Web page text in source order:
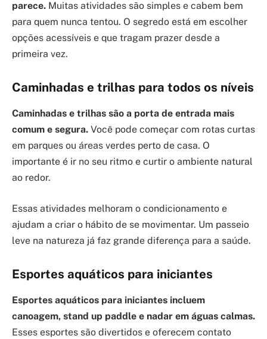
parece. Muitas atividades são simples e cabem bem
para quem nunca tentou. O segredo está em escolher
opções acessíveis e que tragam prazer desde a
primeira vez.
Caminhadas e trilhas para todos os níveis
Caminhadas e trilhas são a porta de entrada mais
comum e segura. Você pode começar com rotas curtas
em parques ou áreas verdes perto de casa. O
importante é ir no seu ritmo e curtir o ambiente natural
ao redor.
Essas atividades melhoram o condicionamento e
ajudam a criar o hábito de se movimentar. Um passeio
leve na natureza já faz grande diferença para a saúde.
Esportes aquáticos para iniciantes
Esportes aquáticos para iniciantes incluem
canoagem, stand up paddle e nadar em águas calmas.
Esses esportes são divertidos e oferecem contato